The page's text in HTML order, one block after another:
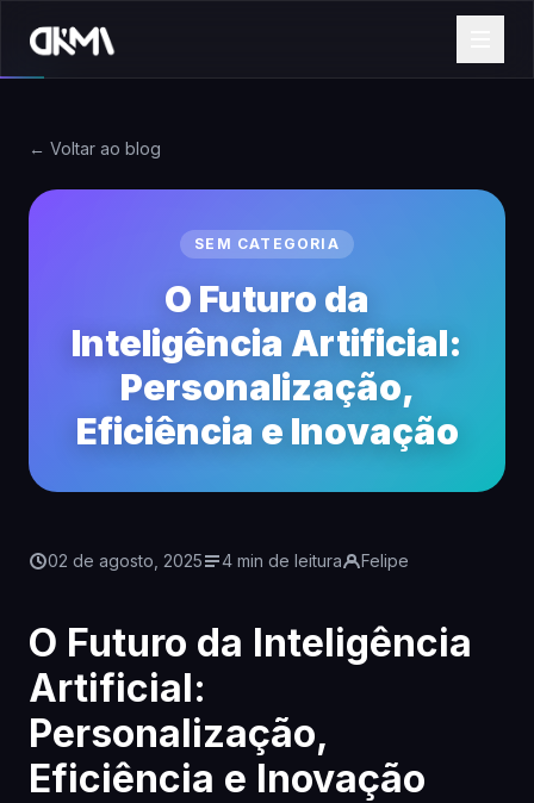
← Voltar ao blog
SEM CATEGORIA
O Futuro da
Inteligência Artificial:
Personalização,
Eficiência e Inovação
02 de agosto, 2025 4 min de leitura Felipe
O Futuro da Inteligência
Artificial:
Personalização,
Eficiência e Inovação